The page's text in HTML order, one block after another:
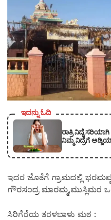
ಇದನ್ನು ಓದಿ
ರಾತ್ರಿ ನಿದ್ದೆ
ನಿಮ್ಮ ನಿದ್ರೆಗೆ
ಇದರ ಜೊತೆಗೆ ಗ್ರಾಮದಲ್ಲಿ
ಗೌರಸಂದ್ರ ಮಾರಮ್ಮ,ಮುಸ್ಲಿಮರ
ಸಿರಿಗೆರೆಯ ತರಳಬಾಳು ಮಠ :